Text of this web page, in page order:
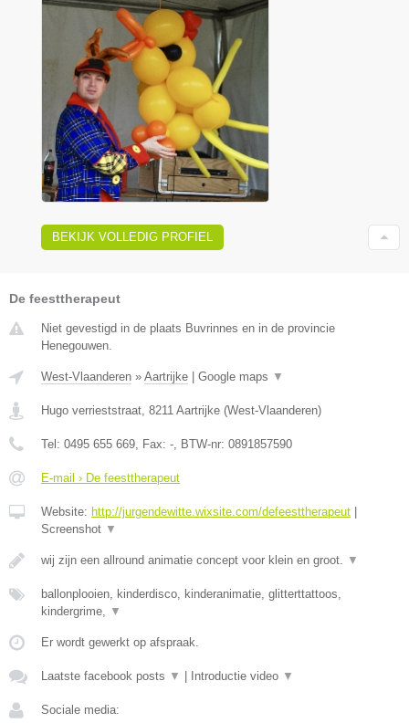
BEKIJK VOLLEDIG PROFIEL
De feesttherapeut
Niet gevestigd in de plaats Buvrinnes en in de provincie
Henegouwen.
West-Vlaanderen » Aartrijke | Google maps ▼
Hugo verrieststraat 8211 Aartrijke (West-Vlaanderen)
Tel: 0495 655 669 , Fax: - , BTW-nr: 0891857590
E-mail › De feesttherapeut
Website: http://jurgendewitte.wixsite.com/defeesttherapeut |
Screenshot ▼
wij zijn een allround animatie concept voor klein en groot. ▼
ballonplooien, kinderdisco, kinderanimatie, glitterttattoos,
kindergrime,
▼
Er wordt gewerkt op afspraak.
Laatste facebook posts ▼ | Introductie video ▼
Sociale media: